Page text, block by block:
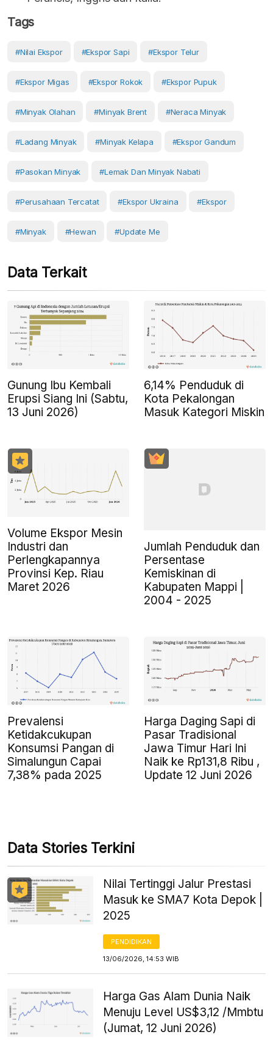
Tags
#Nilai Ekspor #ekspor Sapi #ekspor Telur
#ekspor Migas #ekspor Rokok #ekspor Pupuk
#minyak Olahan #minyak Brent #neraca Minyak
#ladang Minyak #minyak Kelapa #ekspor Gandum
#pasokan Minyak #lemak Dan Minyak Nabati
#perusahaan Tercatat #ekspor Ukraina #Ekspor
#Minyak #Hewan #Update Me
Data Terkait
Gunung Ibu Kembali
Erupsi Siang Ini (Sabtu,
13 Juni 2026)
6,14% Penduduk di
Kota Pekalongan
Masuk Kategori Miskin
Volume Ekspor Mesin
Industri dan
Perlengkapannya
Provinsi Kep. Riau
Maret 2026
Jumlah Penduduk dan
Persentase
Kemiskinan di
Kabupaten Mappi |
2004 - 2025
Prevalensi
Ketidakcukupan
Konsumsi Pangan di
Simalungun Capai
7,38% pada 2025
Harga Daging Sapi di
Pasar Tradisional
Jawa Timur Hari Ini
Naik ke Rp131,8 Ribu ,
Update 12 Juni 2026
Data Stories Terkini
Nilai Tertinggi Jalur Prestasi
Masuk ke SMA7 Kota Depok |
2025
PENDIDIKAN
13/06/2026, 14:53 WIB
Harga Gas Alam Dunia Naik
Menuju Level US$3,12 /Mmbtu
(Jumat, 12 Juni 2026)